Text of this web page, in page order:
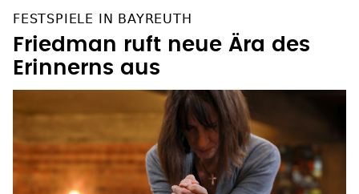
FESTSPIELE IN BAYREUTH
Friedman ruft neue Ära des
Erinnerns aus